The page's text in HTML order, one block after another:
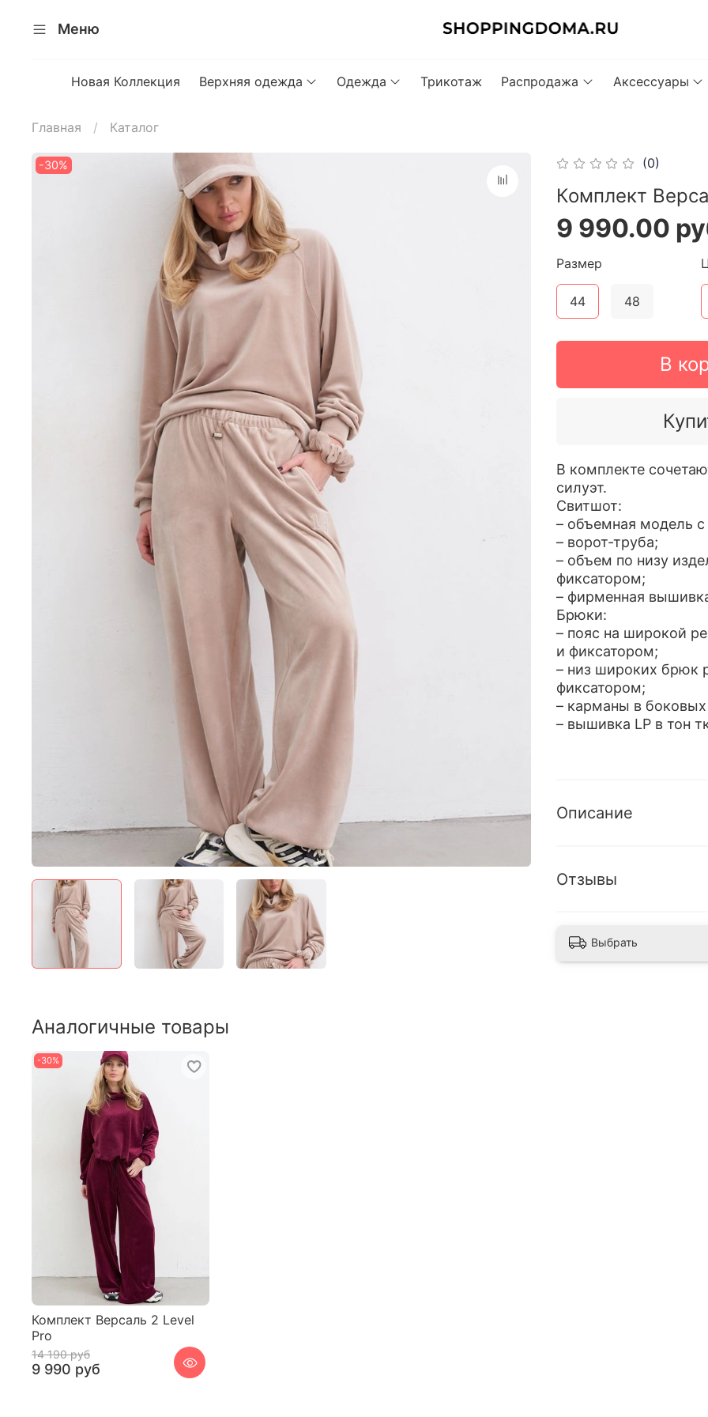
Меню
Новая Коллекция Верхняя одежда Одежда Трикотаж Распродажа Аксессуары
Главная Каталог
-30% (0)
Комплект
9 990.00
В
Размер
44 48
В комплекте
силуэт.
Свитшот:
– объемная модель
– ворот-труба;
– объем по низу
фиксатором;
– фирменная
Брюки:
– пояс на широкой
и фиксатором;
– низ широких брюк
фиксатором;
– карманы в
– вышивка LP в тон
Описание
Отзывы
Выбрать
Аналогичные товары
-30%
Комплект Версаль 2 Level
Pro
14 190 руб
9 990 руб